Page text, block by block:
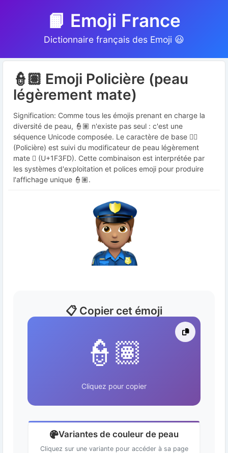
📙 Emoji France
Dictionnaire français des Emoji 😃
👮🏽 Emoji Policière (peau
légèrement mate)
Signification: Comme tous les émojis prenant en charge la
diversité de peau, 👮🏽 n'existe pas seul : c'est une
séquence Unicode composée. Le caractère de base 👮‍♀️
(Policière) est suivi du modificateur de peau légèrement
mate 🏽 (U+1F3FD). Cette combinaison est interprétée par
les systèmes d'exploitation et polices emoji pour produire
l'affichage unique 👮🏽.
📋 Copier cet émoji
👮🏽
Cliquez pour copier
Variantes de couleur de peau
Cliquez sur une variante pour accéder à sa page